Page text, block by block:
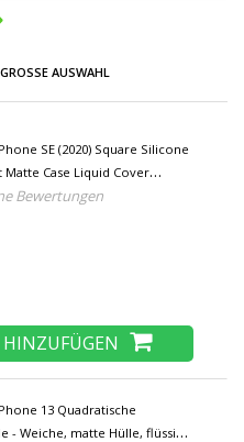
AUSWAHL
SE (2020) Square Silicone
Matte Case Liquid Cover
Bewertungen
13 Quadratische
- Weiche, matte Hülle, flüssige